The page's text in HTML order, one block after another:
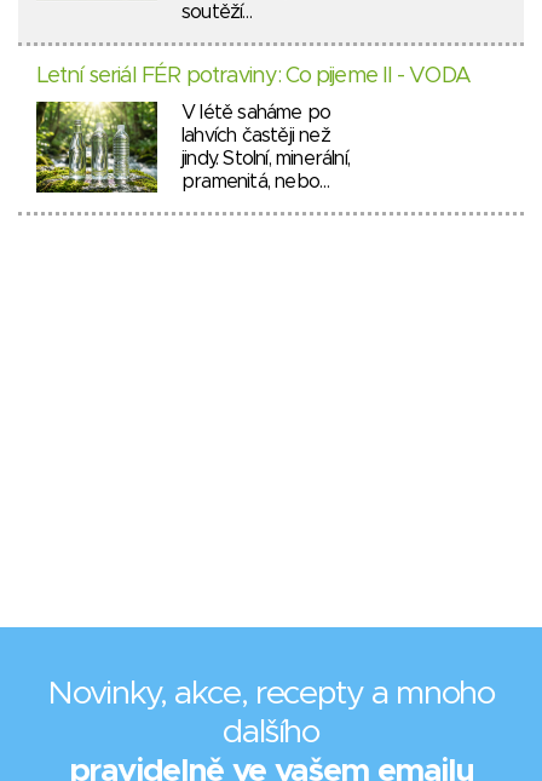
soutěží…
Letní seriál FÉR potraviny: Co pijeme II - VODA
V létě saháme po
lahvích častěji než
jindy. Stolní, minerální,
pramenitá, nebo…
Novinky, akce, recepty a mnoho
dalšího
pravidelně ve vašem emailu